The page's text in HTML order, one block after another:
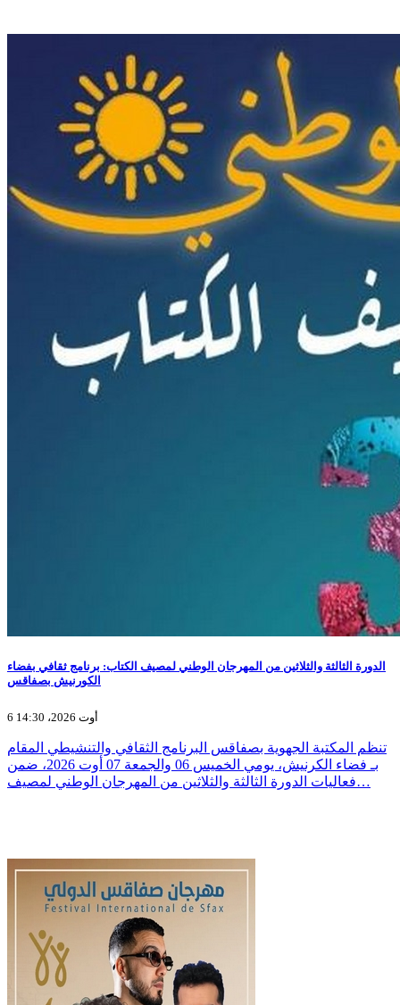
الدورة الثالثة والثلاثين من المهرجان الوطني لمصيف الكتاب: برنامج ثقافي بفضاء
الكورنيش بصفاقس
6 أوت 2026، 14:30
تنظم المكتبة الجهوية بصفاقس البرنامج الثقافي والتنشيطي المقام
بـ فضاء الكرنيش، يومي الخميس 06 والجمعة 07 أوت 2026، ضمن
فعاليات الدورة الثالثة والثلاثين من المهرجان الوطني لمصيف…